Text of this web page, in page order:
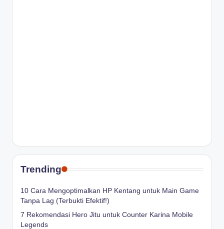
Trending
10 Cara Mengoptimalkan HP Kentang untuk Main Game
Tanpa Lag (Terbukti Efektif!)
7 Rekomendasi Hero Jitu untuk Counter Karina Mobile
Legends